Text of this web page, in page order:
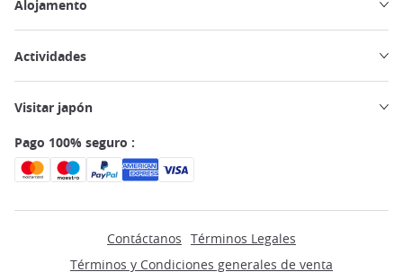
Alojamento
Actividades
Visitar japón
Pago 100% seguro :
Contáctanos Términos Legales
Términos y Condiciones generales de venta